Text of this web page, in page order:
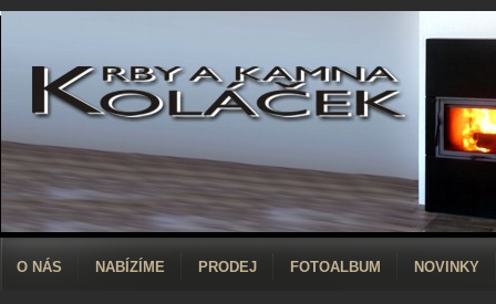
O NÁS NABÍZÍME PRODEJ FOTOALBUM NOVINKY